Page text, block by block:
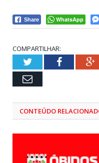
Share WhatsApp
COMPARTILHAR:
TwitterFacebook
Email
CONTEÚDO